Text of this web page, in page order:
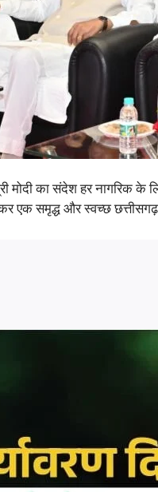
मोदी का संदेश हर नागरिक के
एक समृद्ध और स्वच्छ